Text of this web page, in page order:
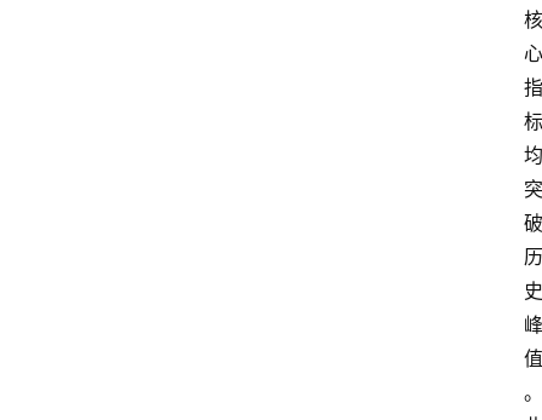
核
心
指
标
均
突
破
历
史
峰
值
。